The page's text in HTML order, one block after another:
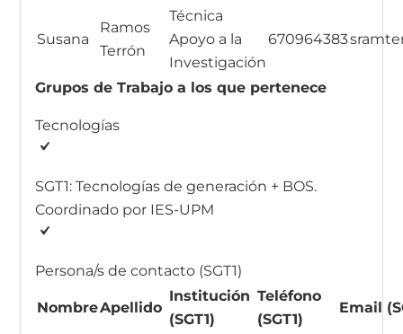
Susana
Ramos
Terrón
Técnica
Apoyo a la
Investigación
670964383
Grupos de Trabajo a los que pertenece
Tecnologías
SGT1: Tecnologías de generación + BOS.
Coordinado por IES-UPM
Persona/s de contacto (SGT1)
NombreApellido
Institución
(SGT1)
Teléfono
(SGT1)
Email